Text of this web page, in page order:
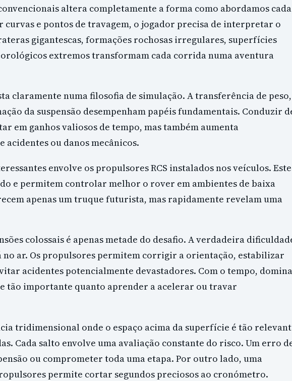
altera completamente a forma como abordamos cada
curvas e pontos de travagem, o jogador precisa de interpretar o
gigantescas, formações rochosas irregulares, superfícies
extremos transformam cada corrida numa aventura
claramente numa filosofia de simulação. A transferência de
da suspensão desempenham papéis fundamentais. Conduzir
em ganhos valiosos de tempo, mas também aumenta
ou danos mecânicos.
envolve os propulsores RCS instalados nos veículos.
e permitem controlar melhor o rover em ambientes de baixa
apenas um truque futurista, mas rapidamente revelam uma
colossais é apenas metade do desafio. A verdadeira
no ar. Os propulsores permitem corrigir a orientação, estabilizar
acidentes potencialmente devastadores. Com o tempo,
tão importante quanto aprender a acelerar ou travar
tridimensional onde o espaço acima da superfície é tão
Cada salto envolve uma avaliação constante do risco. Um erro
ou comprometer toda uma etapa. Por outro lado, uma
permite cortar segundos preciosos ao cronómetro.